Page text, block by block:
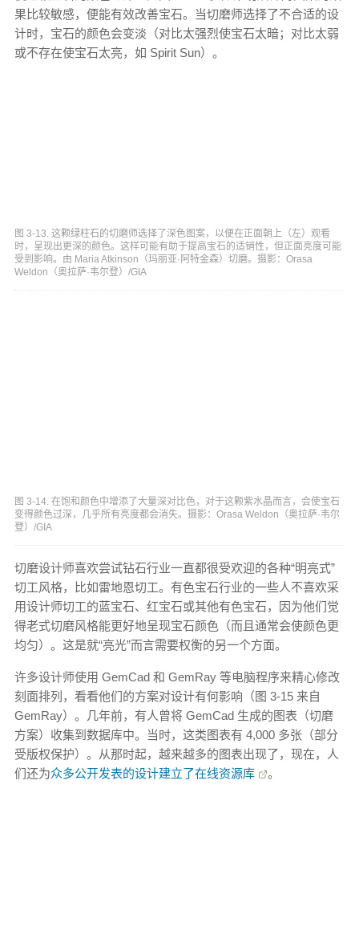
果比较敏感，便能有效改善宝石。当切磨师选择了不合适的设
计时，宝石的颜色会变淡（对比太强烈使宝石太暗；对比太弱
或不存在使宝石太亮，如 Spirit Sun）。
图 3-13. 这颗绿柱石的切磨师选择了深色图案，以便在正面朝上（左）观看
时，呈现出更深的颜色。这样可能有助于提高宝石的适销性，但正面亮度可能
受到影响。由 Maria Atkinson（玛丽亚·阿特金森）切磨。摄影：Orasa
Weldon（奥拉萨·韦尔登）/GIA
图 3-14. 在饱和颜色中增添了大量深对比色，对于这颗紫水晶而言，会使宝石
变得颜色过深，几乎所有亮度都会消失。摄影：Orasa Weldon（奥拉萨·韦尔
登）/GIA
切磨设计师喜欢尝试钻石行业一直都很受欢迎的各种“明亮式”
切工风格，比如雷地恩切工。有色宝石行业的一些人不喜欢采
用设计师切工的蓝宝石、红宝石或其他有色宝石，因为他们觉
得老式切磨风格能更好地呈现宝石颜色（而且通常会使颜色更
均匀）。这是就“亮光”而言需要权衡的另一个方面。
许多设计师使用 GemCad 和 GemRay 等电脑程序来精心修改
刻面排列，看看他们的方案对设计有何影响（图 3-15 来自
GemRay）。几年前，有人曾将 GemCad 生成的图表（切磨
方案）收集到数据库中。当时，这类图表有 4,000 多张（部分
受版权保护）。从那时起，越来越多的图表出现了，现在，人
们还为众多公开发表的设计建立了在线资源库 。